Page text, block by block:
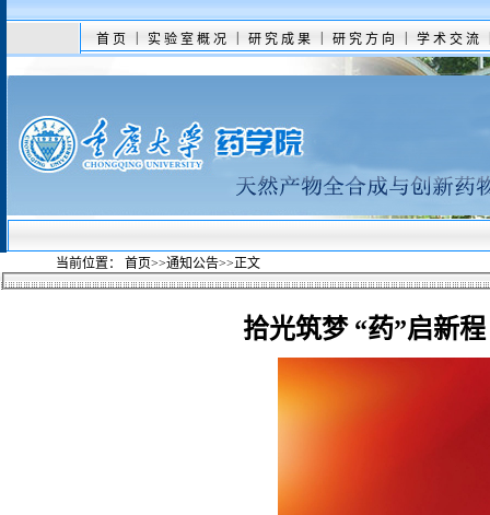
首页 实验室概况 研究成果 研究方向 学术交流
当前位置： 首页>>通知公告>>正文
拾光筑梦 “药”启新